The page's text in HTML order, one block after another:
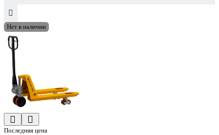
Нет в наличии
Последняя цена